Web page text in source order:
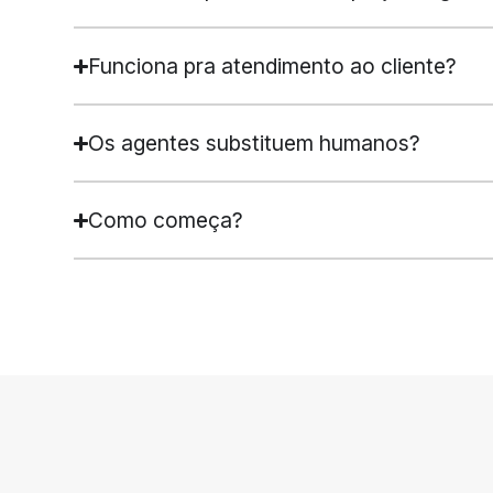
Funciona pra atendimento ao cliente?
Os agentes substituem humanos?
Como começa?